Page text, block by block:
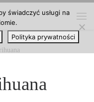
świadczyć usługi na
Polityka prywatności